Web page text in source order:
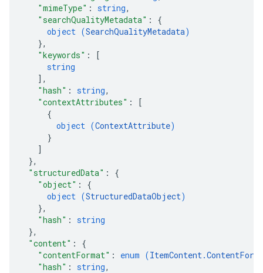
"mimeType" : string,
"searchQualityMetadata" : {
object (SearchQualityMetadata)
},
"keywords" :
[
string
] ,
"hash" : string,
"contextAttributes" :
[
{
object (ContextAttribute)
}
]
},
"structuredData" : {
"object" : {
object (StructuredDataObject)
},
"hash" : string
},
"content" : {
"contentFormat" : enum (
"hash" : string,